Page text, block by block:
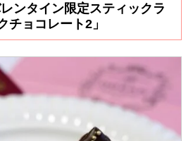
ンタイン限定スティックラ
チョコレート2」